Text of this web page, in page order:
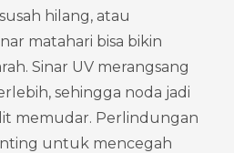
hilang, atau
matahari bisa bikin
Sinar UV merangsang
sehingga noda jadi
memudar. Perlindungan
untuk mencegah